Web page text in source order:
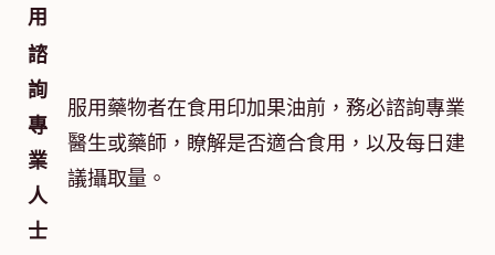
用
諮
詢
專
業
人
士
服用藥物者在食用印加果油前，務必諮詢專業
醫生或藥師，瞭解是否適合食用，以及每日建
議攝取量。